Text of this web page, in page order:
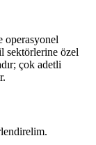
operasyonel
sektörlerine özel
çok adetli